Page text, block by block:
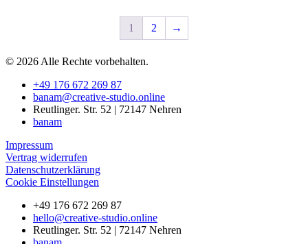
Optionen
auf
Produktseite
gewählt
werden
1 2 →
© 2026 Alle Rechte vorbehalten.
+49 176 672 269 87
banam@creative-studio.online
Reutlinger. Str. 52 | 72147 Nehren
banam
Impressum
Vertrag widerrufen
Datenschutzerklärung
Cookie Einstellungen
+49 176 672 269 87
hello@creative-studio.online
Reutlinger. Str. 52 | 72147 Nehren